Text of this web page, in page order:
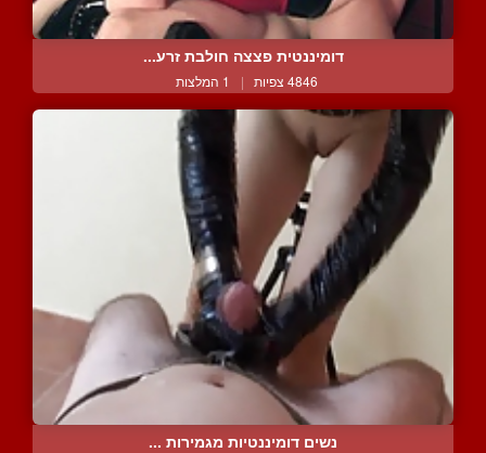
דומיננטית פצצה חולבת זרע...
4846 צפיות | 1 המלצות
נשים דומיננטיות מגמירות ...